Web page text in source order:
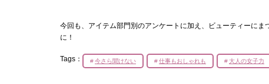
今回も、アイテム部門別のアンケートに加え、ビューティーに
に！
Tags： 今さら聞けない 仕事もおしゃれも 大人の女子力